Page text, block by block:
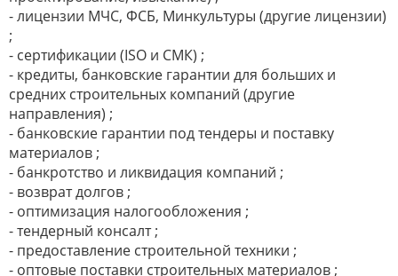
- лицензии МЧС, ФСБ, Минкультуры (другие лицензии)
;
- сертификации (ISO и СМК) ;
- кредиты, банковские гарантии для больших и
средних строительных компаний (другие
направления) ;
- банковские гарантии под тендеры и поставку
материалов ;
- банкротство и ликвидация компаний ;
- возврат долгов ;
- оптимизация налогообложения ;
- тендерный консалт ;
- предоставление строительной техники ;
- оптовые поставки строительных материалов ;